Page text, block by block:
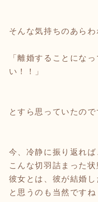
そんな気持ちのあらわ
「離婚することにな
い！！」
とすら思っていたので
今、冷静に振り返れば
こんな切羽詰まった状
彼女とは、彼が結婚し
と思うのも当然ですね